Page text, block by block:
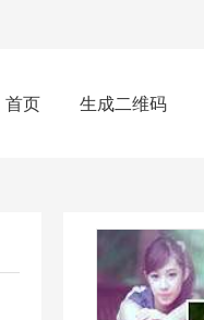
首页 生成二维码